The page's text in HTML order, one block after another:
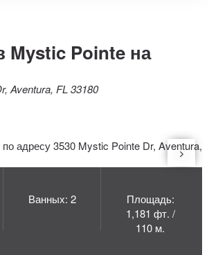
Mystic Pointe на
Aventura, FL 33180
Ванных: 2
Площадь:
1,181 фт. /
110 м.